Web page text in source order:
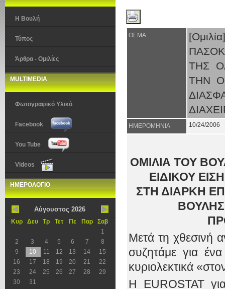
Η Βουλή
Τύπος
Άρθρα - Ομιλίες
MULTIMEDIA
Φωτογραφικό Υλικό
Facebook
You Tube
Videos
ΗΜΕΡΟΛΟΓΙΟ
Αύγουστος 2026
Κυρ Δευ Τρ Τετ Πε Παρ
Σαβ
1
2
3 4 5 6 7
8
9
10 11 12 13 14
15
16
17 18 19 20 21
22
23
24 25 26 27 28
29
30
31
ΘΕΜΑ
ΤΗΣ
ΤΗΝ
ΗΜΕΡΟΜΗΝΙΑ 10/24/2006
ΟΜΙΛΙΑ ΤΟΥ
ΕΙΔΙΚΟΥ
ΣΤΗ ΔΙΑΡΚΗ
Μετά τη χθεσινή
συζητάμε για
κυριολεκτικά
H EUROSTAT